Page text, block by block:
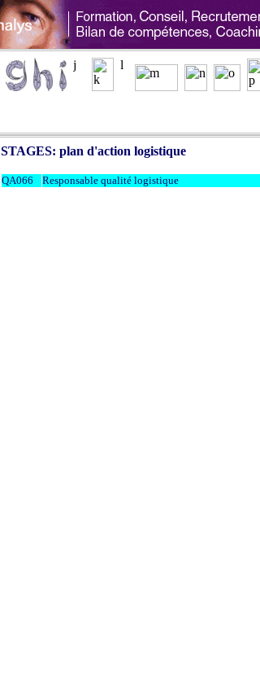
STAGES: plan d'action logistique
QA066 Responsable qualité logistique